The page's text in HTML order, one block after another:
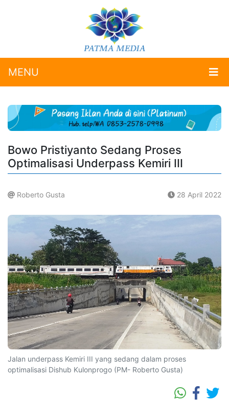
MENU
Bowo Pristiyanto Sedang Proses
Optimalisasi Underpass Kemiri III
Roberto Gusta 28 April 2022
Jalan underpass Kemiri III yang sedang dalam proses
optimalisasi Dishub Kulonprogo (PM- Roberto Gusta)